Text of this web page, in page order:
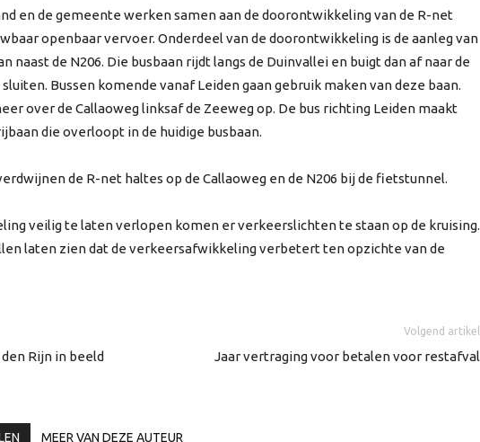
en de gemeente werken samen aan de doorontwikkeling van de R-net
openbaar vervoer. Onderdeel van de doorontwikkeling is de aanleg van
naast de N206. Die busbaan rijdt langs de Duinvallei en buigt dan af naar de
Bussen komende vanaf Leiden gaan gebruik maken van deze baan.
over de Callaoweg linksaf de Zeeweg op. De bus richting Leiden maakt
die overloopt in de huidige busbaan.
de R-net haltes op de Callaoweg en de N206 bij de fietstunnel.
veilig te laten verlopen komen er verkeerslichten te staan op de kruising.
laten zien dat de verkeersafwikkeling verbetert ten opzichte van de
Rijn in beeld
Volgend artikel
Jaar vertraging voor betalen voor restafval
MEER VAN DEZE AUTEUR